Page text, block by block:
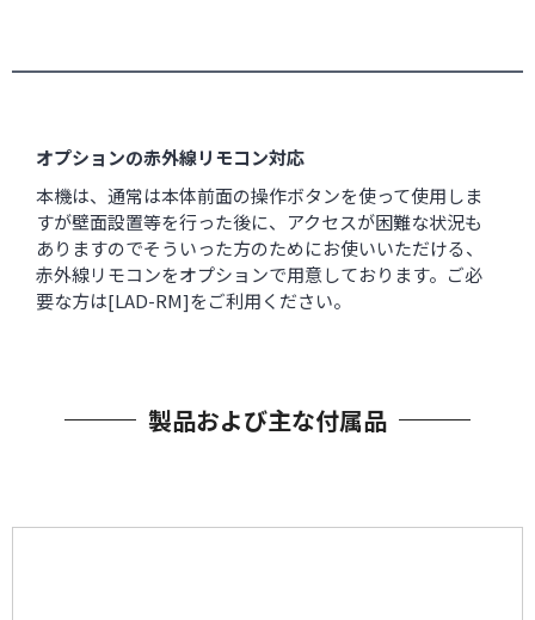
オプションの赤外線リモコン対応
本機は、通常は本体前面の操作ボタンを使って使用しま
すが壁面設置等を行った後に、アクセスが困難な状況も
ありますのでそういった方のためにお使いいただける、
赤外線リモコンをオプションで用意しております。ご必
要な方は[LAD-RM]をご利用ください。
製品および主な付属品